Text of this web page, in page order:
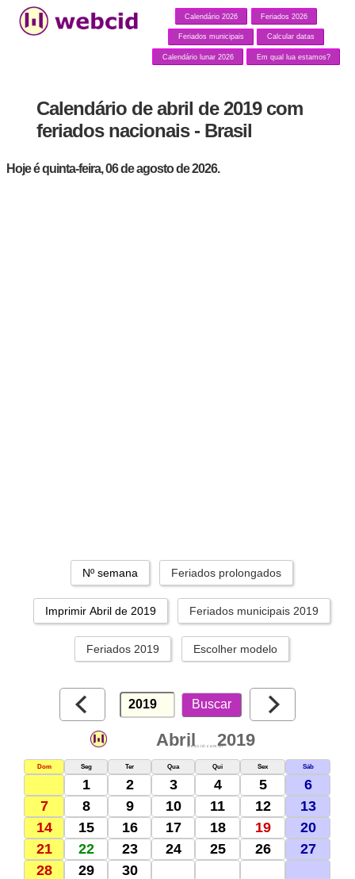
Calendário 2026 Feriados 2026
Feriados municipais Calcular datas
Calendário lunar 2026 Em qual lua estamos?
Calendário de abril de 2019 com
feriados nacionais - Brasil
Hoje é quinta-feira, 06 de agosto de 2026.
Nº semana Feriados prolongados
Imprimir Abril de 2019 Feriados municipais 2019
Feriados 2019 Escolher modelo
Abril 2019
webcid.com.br
Dom Seg Ter Qua Qui Sex Sáb
1 2 3 4 5
6
7
8 9 10 11 12
13
14
15 16 17 18 19
20
21
22 23 24 25 26
27
28
29 30